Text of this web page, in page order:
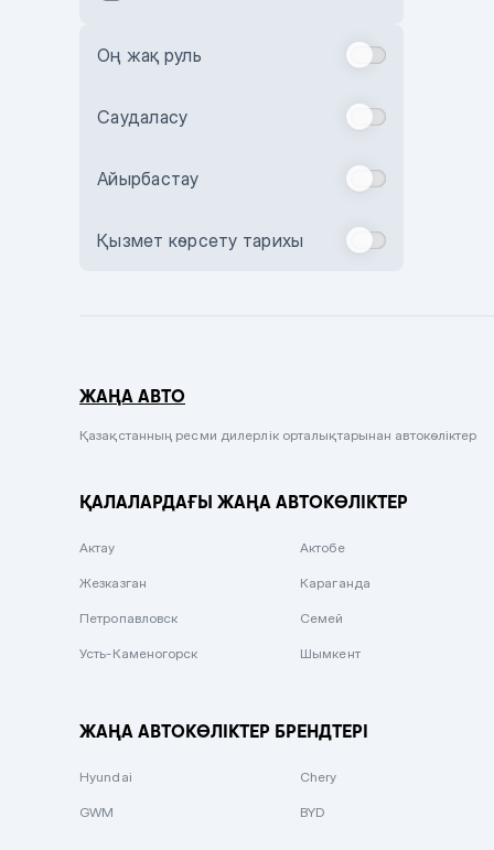
Зеленый
Бежевый
Комбинированный
Сиреневый металлик
Вишневый
Оң жақ руль
Саудаласу
Айырбастау
Қызмет көрсету тарихы
ЖАҢА АВТО
Қазақстанның ресми дилерлік орталықтарынан автокөліктер
ҚАЛАЛАРДАҒЫ ЖАҢА АВТОКӨЛІКТЕР
Актау Актобе
Жезказган Караганда
Петропавловск Семей
Усть-Каменогорск Шымкент
ЖАҢА АВТОКӨЛІКТЕР БРЕНДТЕРІ
Hyundai Chery
GWM BYD